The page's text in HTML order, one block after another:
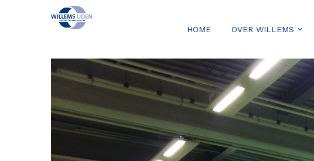
HOME OVER WILLEMS